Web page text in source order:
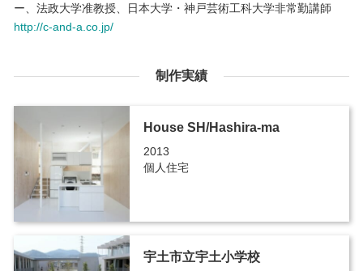
ー、法政大学准教授、日本大学・神戸芸術工科大学非常勤講師
http://c-and-a.co.jp/
制作実績
House SH/Hashira-ma
2013
個人住宅
宇土市立宇土小学校